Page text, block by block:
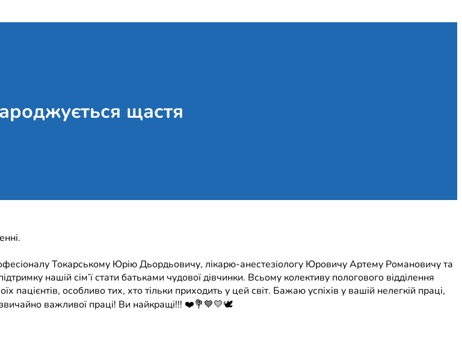
щастя
Токарському Юрію Дьордьовичу, лікарю-анестезіологу Юровичу Артему Романовичу та
нашій сім’ї стати батьками чудової дівчинки. Всьому колективу пологового відділення
особливо тих, хто тільки приходить у цей світ. Бажаю успіхів у вашій нелегкій праці,
важливої праці! Ви найкращі!!! ❤️💐💙💛🕊